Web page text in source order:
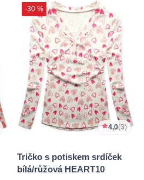
-30 %
4,0(3)
Tričko s potiskem srdíček
bílá/růžová HEART10